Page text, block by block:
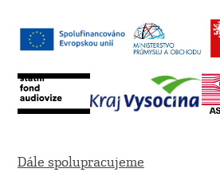
Dále spolupracujeme